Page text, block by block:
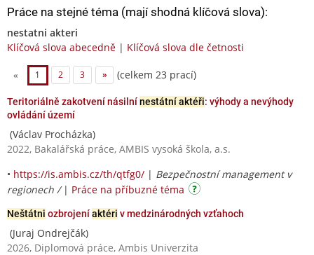
Práce na stejné téma (mají shodná klíčová slova):
nestatni akteri
Klíčová slova abecedně | Klíčová slova dle četnosti
« 1 2 3 » (celkem 23 prací)
Teritoriálně zakotvení násilnínestátní aktéři: výhody a nevýhody
ovládání území
(Václav Procházka)
2022, Bakalářská práce, AMBIS vysoká škola, a.s.
• https://is.ambis.cz/th/qtfg0/ | Bezpečnostní management v
regionech / | Práce na příbuzné téma
Neštátni ozbrojeníaktéri v medzinárodných vzťahoch
(Juraj Ondrejčák)
2026, Diplomová práce, Ambis Univerzita